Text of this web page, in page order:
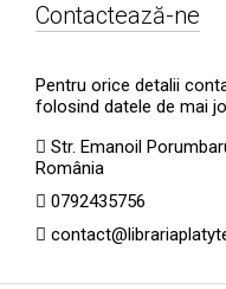
Contactează-ne
Pentru orice detalii
folosind datele de mai
Str. Emanoil
România
0792435756